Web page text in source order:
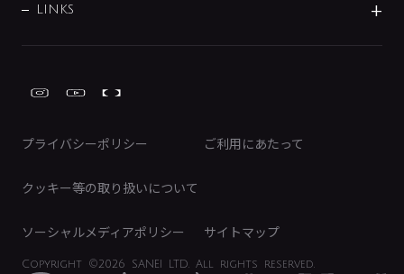
Copyright ©2026 SANEI LTD. All rights reserved.
プライバシーポリシー ご利用にあたって
クッキー等の取り扱いについて
ソーシャルメディアポリシー サイトマップ
トイレ周辺用品
みらいエコ住宅2026事業
IRライブラリ
電子公告
募集要項
LINKS